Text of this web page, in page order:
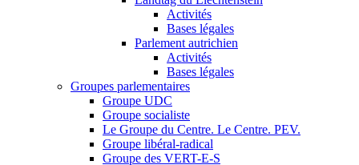
Activités
Bases légales
Parlement autrichien
Activités
Bases légales
Groupes parlementaires
Groupe UDC
Groupe socialiste
Le Groupe du Centre. Le Centre. PEV.
Groupe libéral-radical
Groupe des VERT-E-S